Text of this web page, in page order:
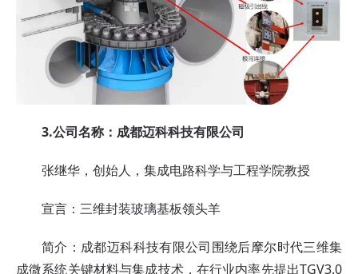
3.公司名称：成都迈科科技有限公司
张继华，创始人，集成电路科学与工程学院教授
宣言：三维封装玻璃基板领头羊
简介：成都迈科科技有限公司围绕后摩尔时代三维集
成微系统关键材料与集成技术，在行业内率先提出TGV3.0